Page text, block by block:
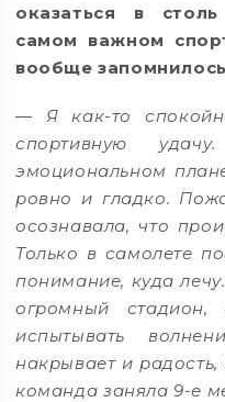
оказаться в
самом важном
вообще
— Я как-то
спортивную
эмоциональном
ровно и гладко.
осознавала, что
Только в самолете
понимание, куда
огромный
испытывать
накрывает и радость,
команда заняла 9-е